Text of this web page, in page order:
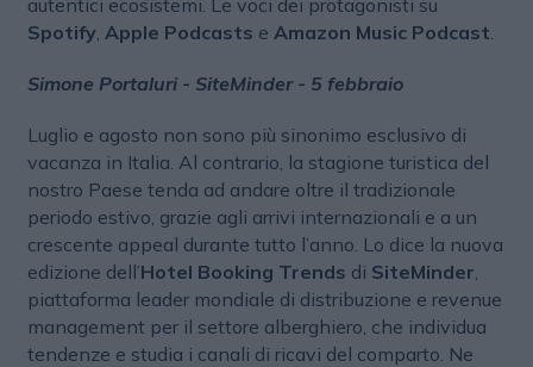
Spotify, Apple Podcasts e Amazon Music Podcast
Simone Portaluri - SiteMinder - 5 febbraio
Luglio e agosto non sono più sinonimo esclusivo di
vacanza in Italia. Al contrario, la stagione turistica del
nostro Paese tenda ad andare oltre il tradizionale
periodo estivo, grazie agli arrivi internazionali e a un
crescente appeal durante tutto l’anno. Lo dice la nuova
edizione dell’Hotel Booking Trends di SiteMinder
piattaforma leader mondiale di distribuzione e revenue
management per il settore alberghiero, che individua
tendenze e studia i canali di ricavi del comparto. Ne